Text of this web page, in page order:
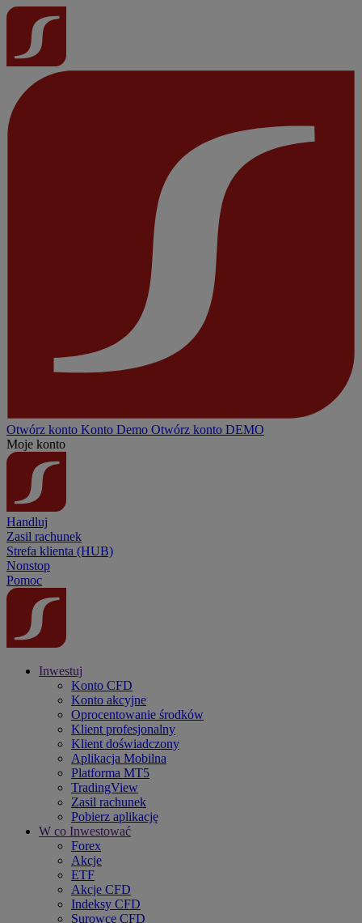
Otwórz konto Konto Demo Otwórz konto DEMO
Moje konto
Handluj
Zasil rachunek
Strefa klienta (HUB)
Nonstop
Pomoc
Inwestuj
Konto CFD
Konto akcyjne
Oprocentowanie środków
Klient profesjonalny
Klient doświadczony
Aplikacja Mobilna
Platforma MT5
TradingView
Zasil rachunek
Pobierz aplikację
W co Inwestować
Forex
Akcje
ETF
Akcje CFD
Indeksy CFD
Surowce CFD